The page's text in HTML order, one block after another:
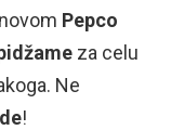
Pepco
za celu
Ne
!